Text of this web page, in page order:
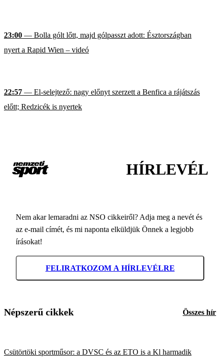
23:00 — Bolla gólt lőtt, majd gólpasszt adott: Észtországban
nyert a Rapid Wien – videó
22:57 — El-selejtező: nagy előnyt szerzett a Benfica a rájátszás
előtt; Redzicék is nyertek
HÍRLEVÉL
Nem akar lemaradni az NSO cikkeiről? Adja meg a nevét és
az e-mail címét, és mi naponta elküldjük Önnek a legjobb
írásokat!
FELIRATKOZOM A HÍRLEVÉLRE
Népszerű cikkek Összes hír
Csütörtöki sportműsor: a DVSC és az ETO is a Kl harmadik